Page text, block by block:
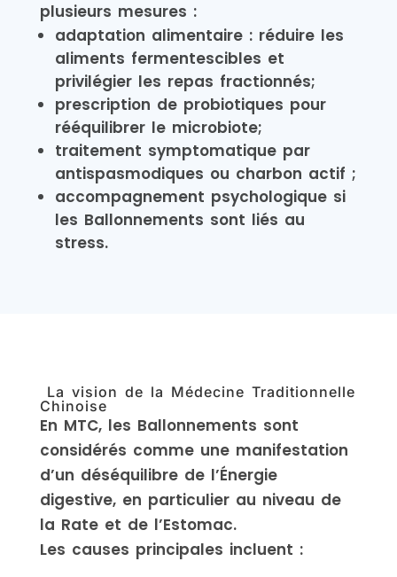
plusieurs mesures :
adaptation alimentaire : réduire les
aliments fermentescibles et
privilégier les repas fractionnés;
prescription de probiotiques pour
rééquilibrer le microbiote;
traitement symptomatique par
antispasmodiques ou charbon actif ;
accompagnement psychologique si
les Ballonnements sont liés au
stress.
La vision de la Médecine Traditionnelle
Chinoise
En MTC, les Ballonnements sont
considérés comme une manifestation
d’un déséquilibre de l’Énergie
digestive, en particulier au niveau de
la Rate et de l’Estomac.
Les causes principales incluent :